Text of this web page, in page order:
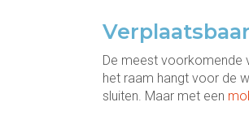
De meest voorkomende
het raam hangt voor de
sluiten. Maar met een